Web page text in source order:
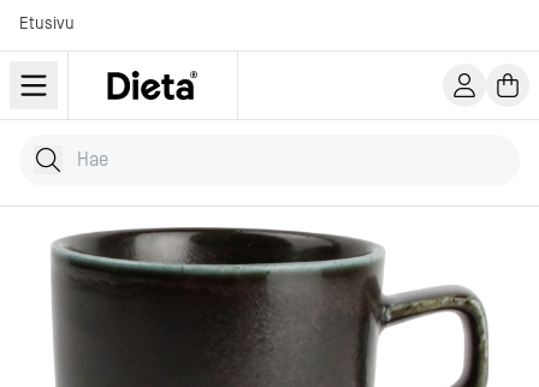
Etusivu
Hae tuotteita
Kirjoita hakusana...